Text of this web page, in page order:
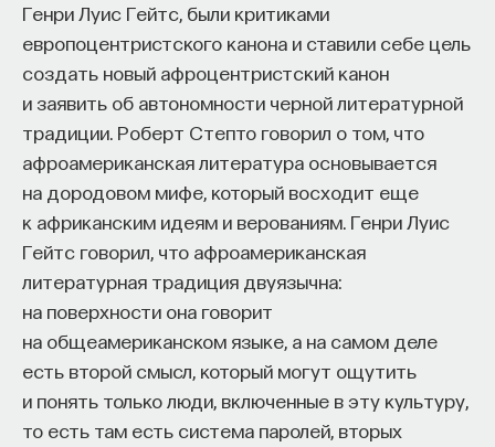
Генри Луис Гейтс, были критиками
европоцентристского канона и ставили себе цель
создать новый афроцентристский канон
и заявить об автономности черной литературной
традиции. Роберт Степто говорил о том, что
афроамериканская литература основывается
на дородовом мифе, который восходит еще
к африканским идеям и верованиям. Генри Луис
Гейтс говорил, что афроамериканская
литературная традиция двуязычна:
на поверхности она говорит
на общеамериканском языке, а на самом деле
есть второй смысл, который могут ощутить
и понять только люди, включенные в эту культуру,
то есть там есть система паролей, вторых